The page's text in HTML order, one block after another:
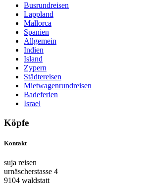
Busrundreisen
Lappland
Mallorca
Spanien
Allgemein
Indien
Island
Zypern
Städtereisen
Mietwagenrundreisen
Badeferien
Israel
Köpfe
Kontakt
suja reisen
urnäscherstasse 4
9104 waldstatt